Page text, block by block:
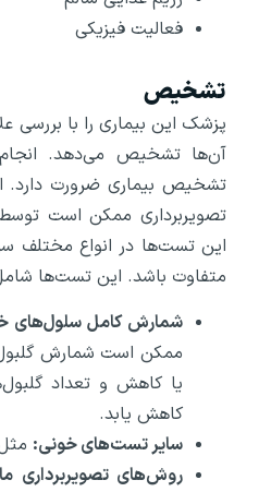
فعالیت فیزیکی
تشخیص
پزشک این بیماری را با بررسی
آن‌ها تشخیص می‌دهد. انجام
تشخیص بیماری ضرورت دارد.
تصویربرداری ممکن است
این تست‌ها در انواع مختلف
متفاوت باشد. این تست‌ها
شمارش کامل سلول‌های
ممکن است شمارش
یا کاهش و تعداد
کاهش ‌یابد.
سایر تست‌های خونی:مثل
روش‌های تصویربرداری